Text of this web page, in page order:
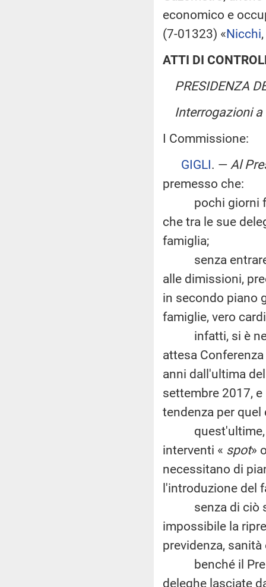
economico e
(7-01323) «Nicchi,
ATTI DI
PRESIDENZA
Interrogazioni
I Commissione:
GIGLI. — Al
premesso che:
pochi giorni fa
che tra le sue
famiglia;
senza entrare
alle dimissioni,
in secondo piano
famiglie, vero
infatti, si è
attesa
anni dall'ultima
settembre 2017,
tendenza per
quest'ultime,
interventi « spot»
necessitano di
l'introduzione del
senza di ciò
impossibile la
previdenza,
benché il
deleghe lasciate